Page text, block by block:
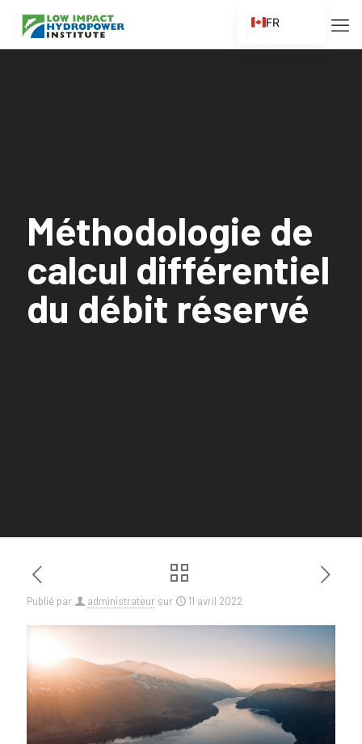
Méthodologie de
calcul différentiel
du débit réservé
Publié par administrateur sur 11 avril 2022
FR
EN